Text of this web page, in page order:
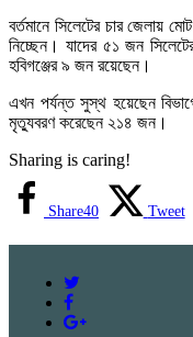
বর্তমানে সিলেটের চার জেলায়
নিচ্ছেন। যাদের ৫১ জন
হবিগঞ্জের ৯ জন রয়েছেন।
এখন পর্যন্ত সুস্থ হয়েছেন
মৃত্যুবরণ করেছেন ২১৪ জন।
Sharing is caring!
Share40 Tweet